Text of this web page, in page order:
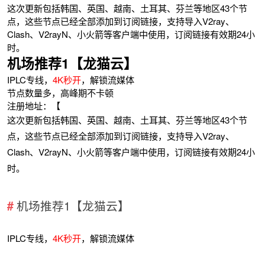
这次更新包括韩国、英国、越南、土耳其、芬兰等地区43个节
点，这些节点已经全部添加到订阅链接，支持导入V2ray、
Clash、V2rayN、小火箭等客户端中使用，订阅链接有效期24小
时。
机场推荐1【龙猫云】
IPLC专线，4K秒开，解锁流媒体
节点数量多，高峰期不卡顿
注册地址：【
这次更新包括韩国、英国、越南、土耳其、芬兰等地区43个节
点，这些节点已经全部添加到订阅链接，支持导入V2ray、
Clash、V2rayN、小火箭等客户端中使用，订阅链接有效期24小
时。
机场推荐1【龙猫云】
IPLC专线，4K秒开，解锁流媒体